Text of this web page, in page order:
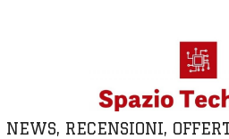
NEWS, RECENSIONI,